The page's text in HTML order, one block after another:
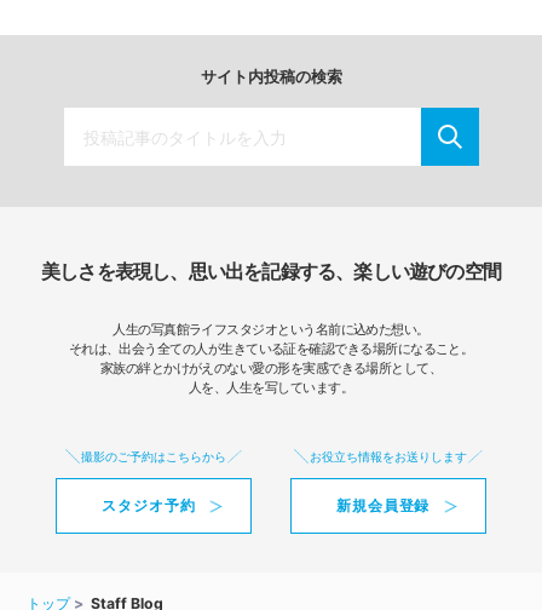
サイト内投稿の検索
美しさを表現し、思い出を記録する、楽しい遊びの空間
人生の写真館ライフスタジオという名前に込めた想い。
それは、出会う全ての人が生きている証を確認できる場所になること。
家族の絆とかけがえのない愛の形を実感できる場所として、
人を、人生を写しています。
撮影のご予約はこちらから
スタジオ予約
お役立ち情報をお送りします
新規会員登録
トップ Staff Blog